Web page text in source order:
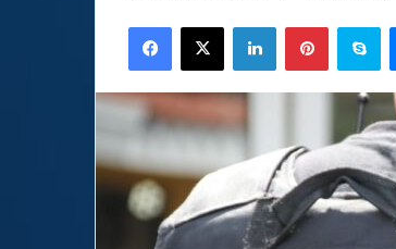
email
Facebook
X LinkedInPinterest